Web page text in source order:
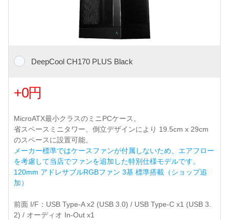
DeepCool CH170 PLUS Black
+0円
MicroATX最小クラスのミニPCケース。
省スペースミニタワー、倒立デザインにより 19.5cm x 29cm
のスペースに設置可能。
メーカー標準ではケースファンが付属しないため、エアフロー
を考慮して当店でファンを追加した特別仕様モデルです。
120mm アドレサブルRGBファン 3基 標準搭載（ショップ追
加）
前面 I/F：USB Type-A x2 (USB 3.0) / USB Type-C x1 (USB 3.
2) / オーディオ In-Out x1